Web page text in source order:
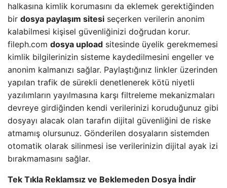
halkasına kimlik korumasını da eklemek gerektiğinden
bir dosya paylaşım sitesi seçerken verilerin anonim
kalabilmesi kişisel güvenliğinizi doğrudan korur.
fileph.com dosya upload sitesinde üyelik gerekmemesi
kimlik bilgilerinizin sisteme kaydedilmesini engeller ve
anonim kalmanızı sağlar. Paylaştığınız linkler üzerinden
yapılan trafik de sürekli denetlenerek kötü niyetli
yazılımların yayılmasına karşı filtreleme mekanizmaları
devreye girdiğinden kendi verilerinizi koruduğunuz gibi
dosyayı alacak olan tarafın dijital güvenliğini de riske
atmamış olursunuz. Gönderilen dosyaların sistemden
otomatik olarak silinmesi ise verilerinizin dijital ayak izi
bırakmamasını sağlar.
Tek Tıkla Reklamsız ve Beklemeden Dosya İndir